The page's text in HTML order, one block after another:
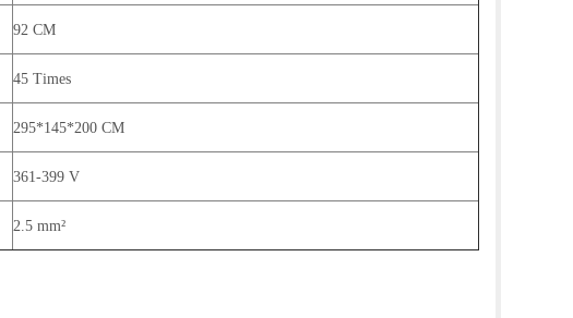
92 CM
45 Times
295*145*200 CM
361-399 V
2.5 mm²